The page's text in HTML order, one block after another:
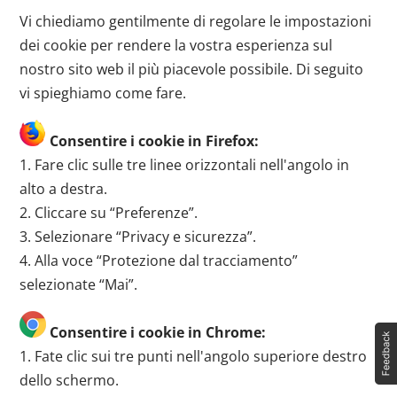
Vi chiediamo gentilmente di regolare le impostazioni
dei cookie per rendere la vostra esperienza sul
nostro sito web il più piacevole possibile. Di seguito
vi spieghiamo come fare.
Consentire i cookie in Firefox:
1. Fare clic sulle tre linee orizzontali nell'angolo in
alto a destra.
2. Cliccare su “Preferenze”.
3. Selezionare “Privacy e sicurezza”.
4. Alla voce “Protezione dal tracciamento”
selezionate “Mai”.
Consentire i cookie in Chrome:
1. Fate clic sui tre punti nell'angolo superiore destro
dello schermo.